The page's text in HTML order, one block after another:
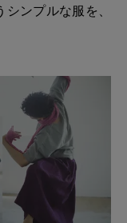
ンプルな服を、